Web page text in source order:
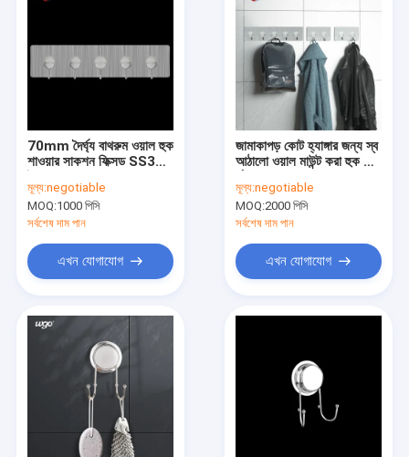
পণ্য
VR প্রদর্শন
70mm দৈর্ঘ্য বাথরুম ওয়াল হুক
শাওয়ার সাকশন ফিক্সড SS304
মূল্য:negotiable
MOQ:1000 পিসি
সর্বশেষ দাম পান
এখন যোগাযোগ
জামাকাপড় কোট হ্যাঙ্গার জন্য স্ব
আঠালো ওয়াল মাউন্ট করা হুক রেল
মূল্য:negotiable
MOQ:2000 পিসি
সর্বশেষ দাম পান
এখন যোগাযোগ